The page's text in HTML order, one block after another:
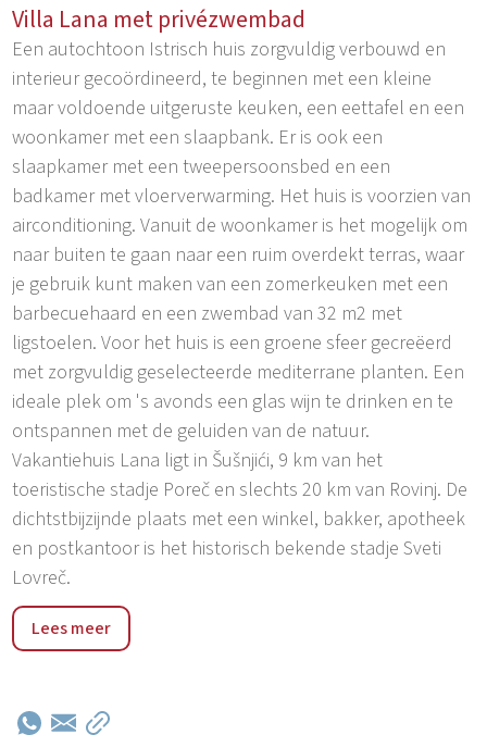
Villa Lana met privézwembad
Een autochtoon Istrisch huis zorgvuldig verbouwd en
interieur gecoördineerd, te beginnen met een kleine
maar voldoende uitgeruste keuken, een eettafel en een
woonkamer met een slaapbank. Er is ook een
slaapkamer met een tweepersoonsbed en een
badkamer met vloerverwarming. Het huis is voorzien van
airconditioning. Vanuit de woonkamer is het mogelijk om
naar buiten te gaan naar een ruim overdekt terras, waar
je gebruik kunt maken van een zomerkeuken met een
barbecuehaard en een zwembad van 32 m2 met
ligstoelen. Voor het huis is een groene sfeer gecreëerd
met zorgvuldig geselecteerde mediterrane planten. Een
ideale plek om 's avonds een glas wijn te drinken en te
ontspannen met de geluiden van de natuur.
Vakantiehuis Lana ligt in Šušnjići, 9 km van het
toeristische stadje Poreč en slechts 20 km van Rovinj. De
dichtstbijzijnde plaats met een winkel, bakker, apotheek
en postkantoor is het historisch bekende stadje Sveti
Lovreč.
Vakantiehuis Lana ligt in Šušnjići, 9 km van de toeristische
stad Poreč en slechts 20 km van Rovinj. De
Lovreč. De omgeving is rijk aan olijfbomen en
Lees meer